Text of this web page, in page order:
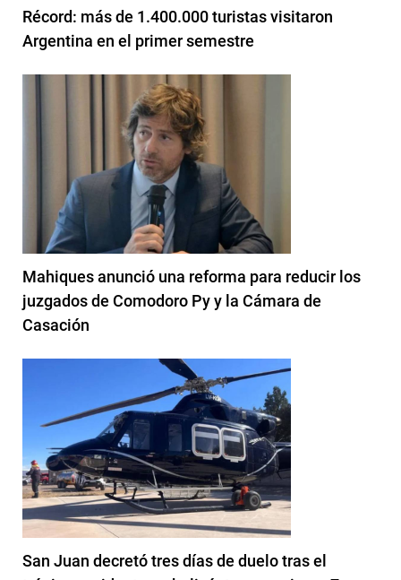
Récord: más de 1.400.000 turistas visitaron
Argentina en el primer semestre
Mahiques anunció una reforma para reducir los
juzgados de Comodoro Py y la Cámara de
Casación
San Juan decretó tres días de duelo tras el